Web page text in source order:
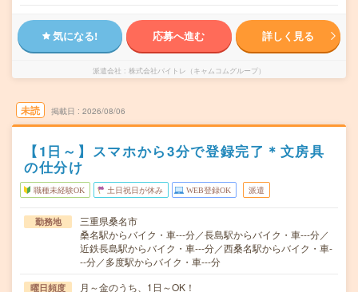
気になる! 応募へ進む 詳しく見る
派遣会社 株式会社バイトレ（キャムコムグループ）
未読 掲載日 2026/08/06
【1日～】スマホから3分で登録完了＊文房具
の仕分け
職種未経験OK 土日祝日が休み WEB登録OK 派遣
勤務地
三重県桑名市
桑名駅からバイク・車---分／長島駅からバイク・車---分／
近鉄長島駅からバイク・車---分／西桑名駅からバイク・車-
--分／多度駅からバイク・車---分
曜日頻度 月～金のうち、1日～OK！